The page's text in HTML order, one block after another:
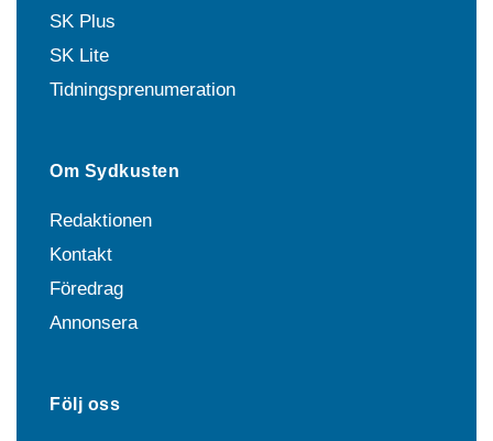
SK Plus
SK Lite
Tidningsprenumeration
Om Sydkusten
Redaktionen
Kontakt
Föredrag
Annonsera
Följ oss